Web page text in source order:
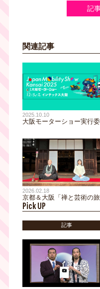
記
関連記事
2025.10.10
大阪モーターショー実⾏委
Mobility Show Kansai 2025
第13回大阪モーターショ
の出展予定ブランドを発
2026.02.18
京都＆大阪「禅と芸術の
で、ヴァイオリニスト松尾
里佳が、身も心も整える
な時間を体験！
Pick UP
記事